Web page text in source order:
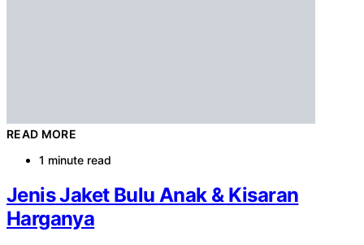
READ MORE
1 minute read
Jenis Jaket Bulu Anak & Kisaran
Harganya